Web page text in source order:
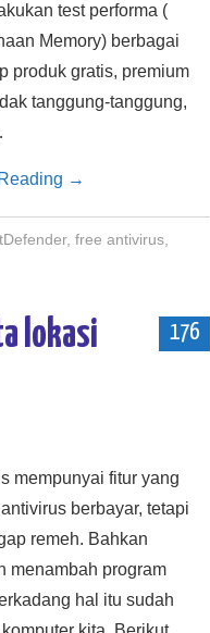
test performa (
Memory) berbagai
produk gratis, premium
tanggung-tanggung,
→
, free antivirus,
176
lokasi
mempunyai fitur yang
berbayar, tetapi
remeh. Bahkan
menambah program
hal itu sudah